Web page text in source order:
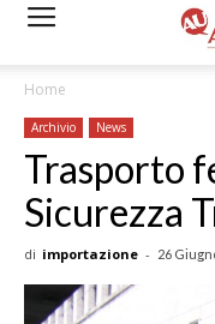
Home
Archivio News
Trasporto
Sicurezza
di importazione - 26